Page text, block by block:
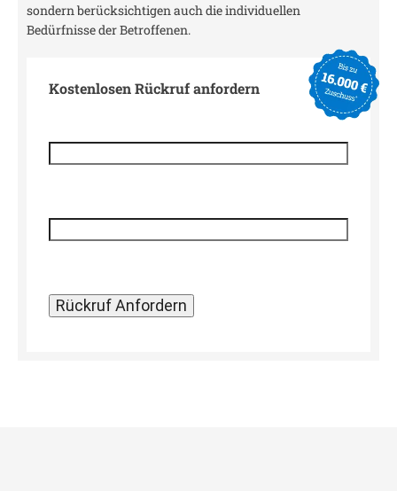
sondern berücksichtigen auch die individuellen
Bedürfnisse der Betroffenen.
Kostenlosen Rückruf anfordern